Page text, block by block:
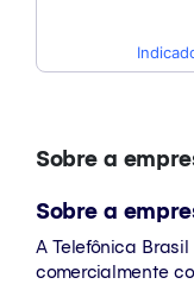
Sobre a
Sobre a
A Telefônica
comercialmente